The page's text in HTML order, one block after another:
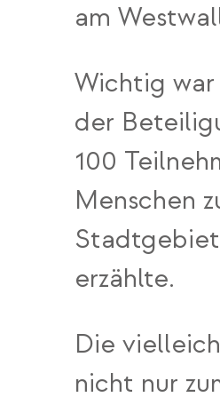
am
Wichtig
der
100
Menschen
erzählte.
Die
nicht nur